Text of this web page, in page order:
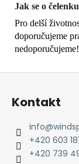
Jak se o
Pro delší
doporučujeme
nedoporučujeme!
Z
Kontakt
info@
+420 603
+420 739